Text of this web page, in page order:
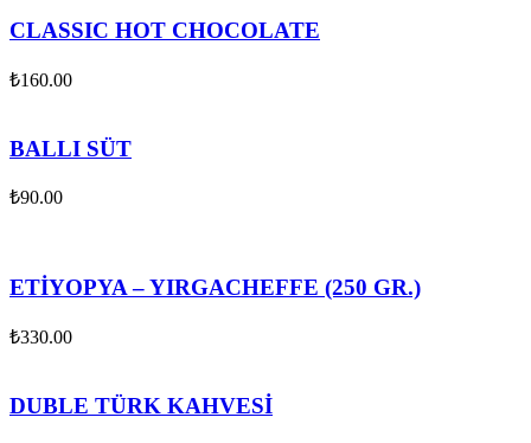
CLASSIC HOT CHOCOLATE
₺160.00
BALLI SÜT
₺90.00
ETİYOPYA – YIRGACHEFFE (250 GR.)
₺330.00
DUBLE TÜRK KAHVESİ